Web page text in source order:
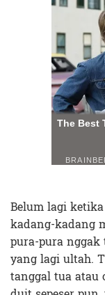
Belum lagi
kadang-kadang
pura-pura
yang lagi ultah.
tanggal tua